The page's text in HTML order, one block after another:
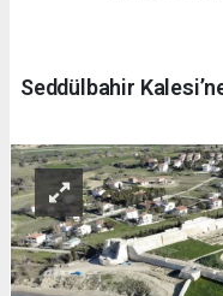
Seddülbahir